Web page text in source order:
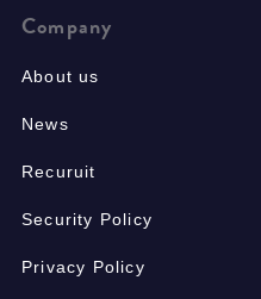
Company
About us
News
Recuruit
Security Policy
Privacy Policy